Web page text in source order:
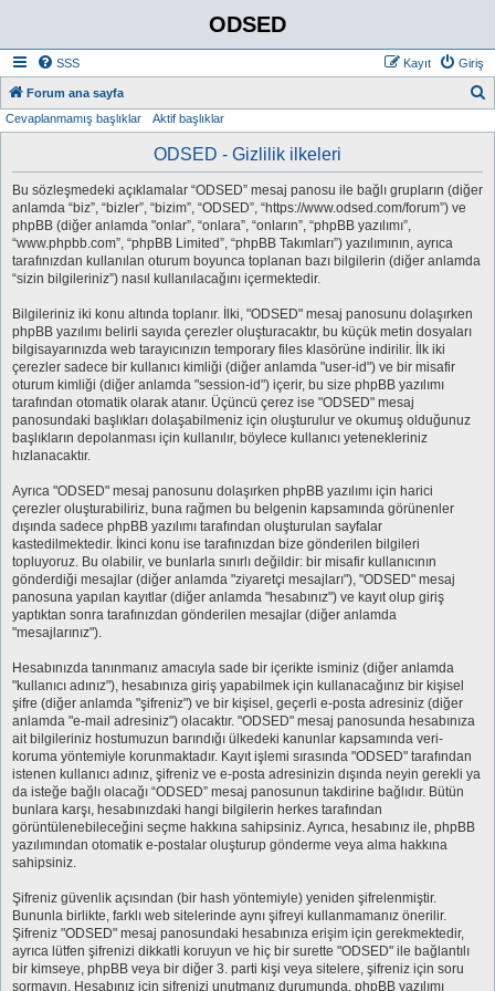
ODSED
SSS Giriş
Kayıt
Forum ana sayfa
Cevaplanmamış başlıklar Aktif başlıklar
ODSED - Gizlilik ilkeleri
Bu sözleşmedeki açıklamalar “ODSED” mesaj panosu ile bağlı grupların (diğer
anlamda “biz”, “bizler”, “bizim”, “ODSED”, “https://www.odsed.com/forum”) ve
phpBB (diğer anlamda "onlar”, “onlara”, “onların”, “phpBB yazılımı”,
“www.phpbb.com”, “phpBB Limited”, “phpBB Takımları”) yazılımının, ayrıca
tarafınızdan kullanılan oturum boyunca toplanan bazı bilgilerin (diğer anlamda
“sizin bilgileriniz”) nasıl kullanılacağını içermektedir.
Bilgileriniz iki konu altında toplanır. İlki, "ODSED" mesaj panosunu dolaşırken
phpBB yazılımı belirli sayıda çerezler oluşturacaktır, bu küçük metin dosyaları
bilgisayarınızda web tarayıcınızın temporary files klasörüne indirilir. İlk iki
çerezler sadece bir kullanıcı kimliği (diğer anlamda "user-id") ve bir misafir
oturum kimliği (diğer anlamda "session-id") içerir, bu size phpBB yazılımı
tarafından otomatik olarak atanır. Üçüncü çerez ise "ODSED" mesaj
panosundaki başlıkları dolaşabilmeniz için oluşturulur ve okumuş olduğunuz
başlıkların depolanması için kullanılır, böylece kullanıcı yetenekleriniz
hızlanacaktır.
Ayrıca "ODSED" mesaj panosunu dolaşırken phpBB yazılımı için harici
çerezler oluşturabiliriz, buna rağmen bu belgenin kapsamında görünenler
dışında sadece phpBB yazılımı tarafından oluşturulan sayfalar
kastedilmektedir. İkinci konu ise tarafınızdan bize gönderilen bilgileri
topluyoruz. Bu olabilir, ve bunlarla sınırlı değildir: bir misafir kullanıcının
gönderdiği mesajlar (diğer anlamda "ziyaretçi mesajları"), "ODSED" mesaj
panosuna yapılan kayıtlar (diğer anlamda "hesabınız") ve kayıt olup giriş
yaptıktan sonra tarafınızdan gönderilen mesajlar (diğer anlamda
"mesajlarınız").
Hesabınızda tanınmanız amacıyla sade bir içerikte isminiz (diğer anlamda
"kullanıcı adınız"), hesabınıza giriş yapabilmek için kullanacağınız bir kişisel
şifre (diğer anlamda "şifreniz") ve bir kişisel, geçerli e-posta adresiniz (diğer
anlamda "e-mail adresiniz") olacaktır. "ODSED" mesaj panosunda hesabınıza
ait bilgileriniz hostumuzun barındığı ülkedeki kanunlar kapsamında veri-
koruma yöntemiyle korunmaktadır. Kayıt işlemi sırasında "ODSED" tarafından
istenen kullanıcı adınız, şifreniz ve e-posta adresinizin dışında neyin gerekli ya
da isteğe bağlı olacağı “ODSED” mesaj panosunun takdirine bağlıdır. Bütün
bunlara karşı, hesabınızdaki hangi bilgilerin herkes tarafından
görüntülenebileceğini seçme hakkına sahipsiniz. Ayrıca, hesabınız ile, phpBB
yazılımından otomatik e-postalar oluşturup gönderme veya alma hakkına
sahipsiniz.
Şifreniz güvenlik açısından (bir hash yöntemiyle) yeniden şifrelenmiştir.
Bununla birlikte, farklı web sitelerinde aynı şifreyi kullanmamanız önerilir.
Şifreniz "ODSED" mesaj panosundaki hesabınıza erişim için gerekmektedir,
ayrıca lütfen şifrenizi dikkatli koruyun ve hiç bir surette "ODSED" ile bağlantılı
bir kimseye, phpBB veya bir diğer 3. parti kişi veya sitelere, şifreniz için soru
sormayın. Hesabınız için şifrenizi unutmanız durumunda, phpBB yazılımı